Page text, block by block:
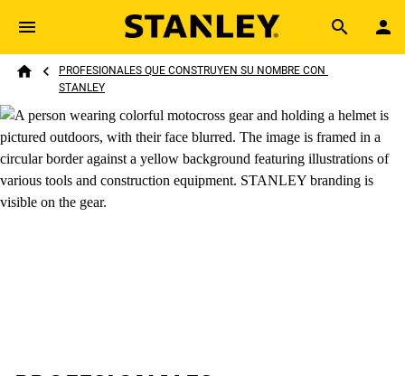
Skip to main content
Search
Breadcrumb
PROFESIONALES QUE CONSTRUYEN SU NOMBRE CON
STANLEY